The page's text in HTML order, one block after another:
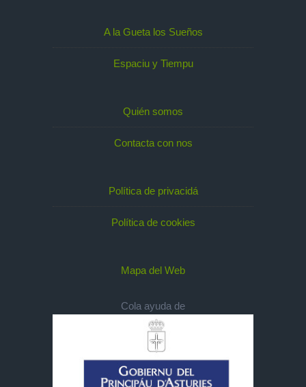
A la Gueta los Sueños
Espaciu y Tiempu
Quién somos
Contacta con nos
Política de privacidá
Política de cookies
Mapa del Web
Cola ayuda de